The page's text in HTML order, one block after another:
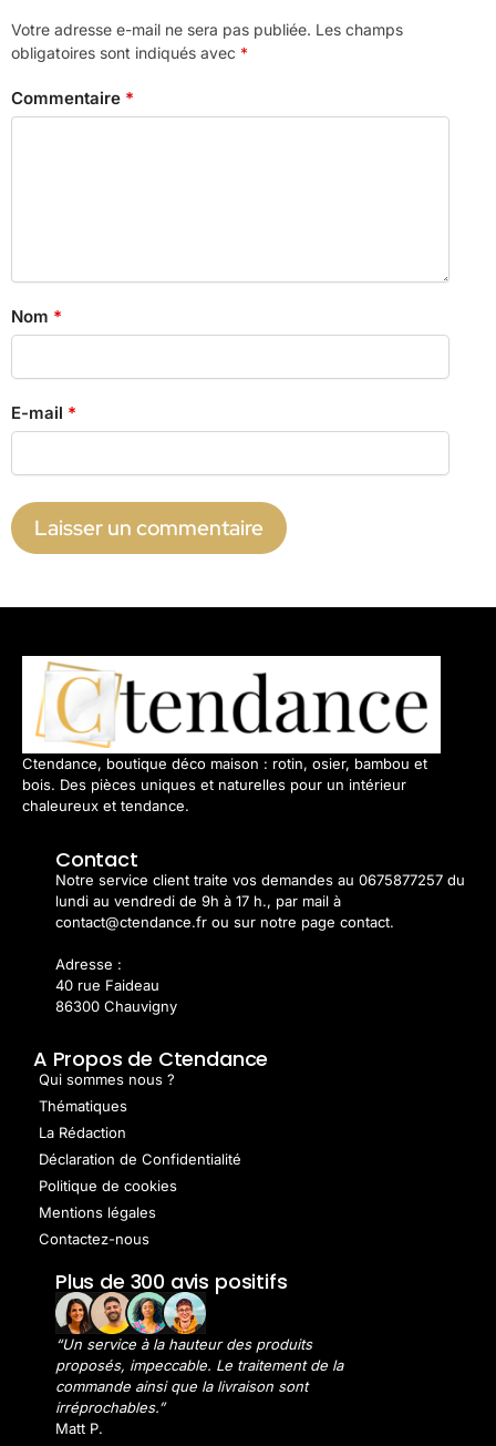
Votre adresse e-mail ne sera pas publiée. Les champs
obligatoires sont indiqués avec *
Commentaire *
Nom *
E-mail *
Ctendance, boutique déco maison : rotin, osier, bambou et
bois. Des pièces uniques et naturelles pour un intérieur
chaleureux et tendance.
Contact
Notre service client traite vos demandes au 0675877257 du
lundi au vendredi de 9h à 17 h., par mail à
contact@ctendance.fr ou sur notre page contact.
Adresse :
40 rue Faideau
86300 Chauvigny
A Propos de Ctendance
Qui sommes nous ?
Thématiques
La Rédaction
Déclaration de Confidentialité
Politique de cookies
Mentions légales
Contactez-nous
Plus de 300 avis positifs
“Un service à la hauteur des produits
proposés, impeccable. Le traitement de la
commande ainsi que la livraison sont
irréprochables.”
Matt P.